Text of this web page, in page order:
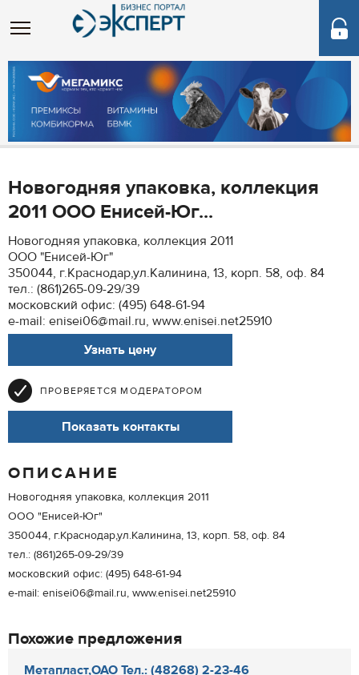
Новогодняя упаковка, коллекция
2011 ООО Енисей-Юг...
Новогодняя упаковка, коллекция 2011
ООО "Енисей-Юг"
350044, г.Краснодар,ул.Калинина, 13, корп. 58, оф. 84
тел.: (861)265-09-29/39
московский офис: (495) 648-61-94
e-mail: enisei06@mail.ru, www.enisei.net25910
Узнать цену
ПРОВЕРЯЕТСЯ МОДЕРАТОРОМ
Показать контакты
ОПИСАНИЕ
Новогодняя упаковка, коллекция 2011
ООО "Енисей-Юг"
350044, г.Краснодар,ул.Калинина, 13, корп. 58, оф. 84
тел.: (861)265-09-29/39
московский офис: (495) 648-61-94
e-mail: enisei06@mail.ru, www.enisei.net25910
Похожие предложения
Метапласт,ОАО Тел.: (48268) 2-23-46